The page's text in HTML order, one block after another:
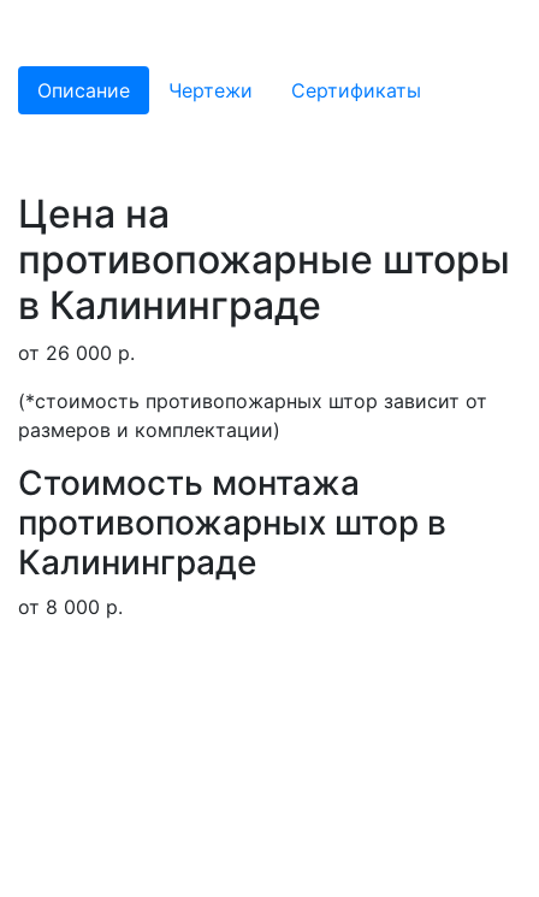
Описание Чертежи Сертификаты
Цена на
противопожарные шторы
в Калининграде
от 26 000 р.
(*стоимость противопожарных штор зависит от
размеров и комплектации)
Стоимость монтажа
противопожарных штор в
Калининграде
от 8 000 р.